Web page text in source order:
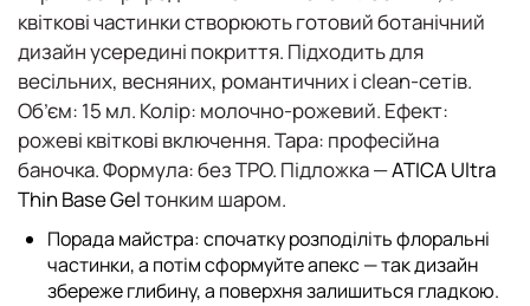
квіткові частинки створюють готовий ботанічний
дизайн усередині покриття. Підходить для
весільних, весняних, романтичних і clean-сетів.
Об’єм: 15 мл. Колір: молочно-рожевий. Ефект:
рожеві квіткові включення.Тара: професійна
баночка.Формула:без TPO. Підложка —ATICA Ultra
Thin Base Gelтонким шаром.
Порада майстра:спочатку розподіліть флоральні
частинки, а потім сформуйте апекс — так дизайн
збереже глибину, а поверхня залишиться гладкою.